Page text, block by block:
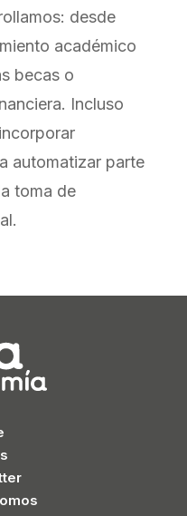
desde
académico
becas o
Incluso
automatizar parte
toma de